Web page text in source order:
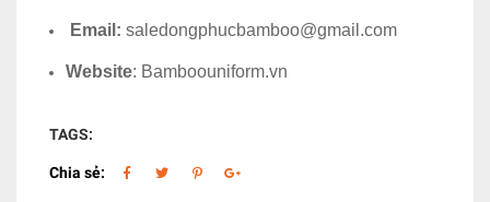
Email: saledongphucbamboo@gmail.com
Website: Bamboouniform.vn
TAGS:
Chia sẻ: